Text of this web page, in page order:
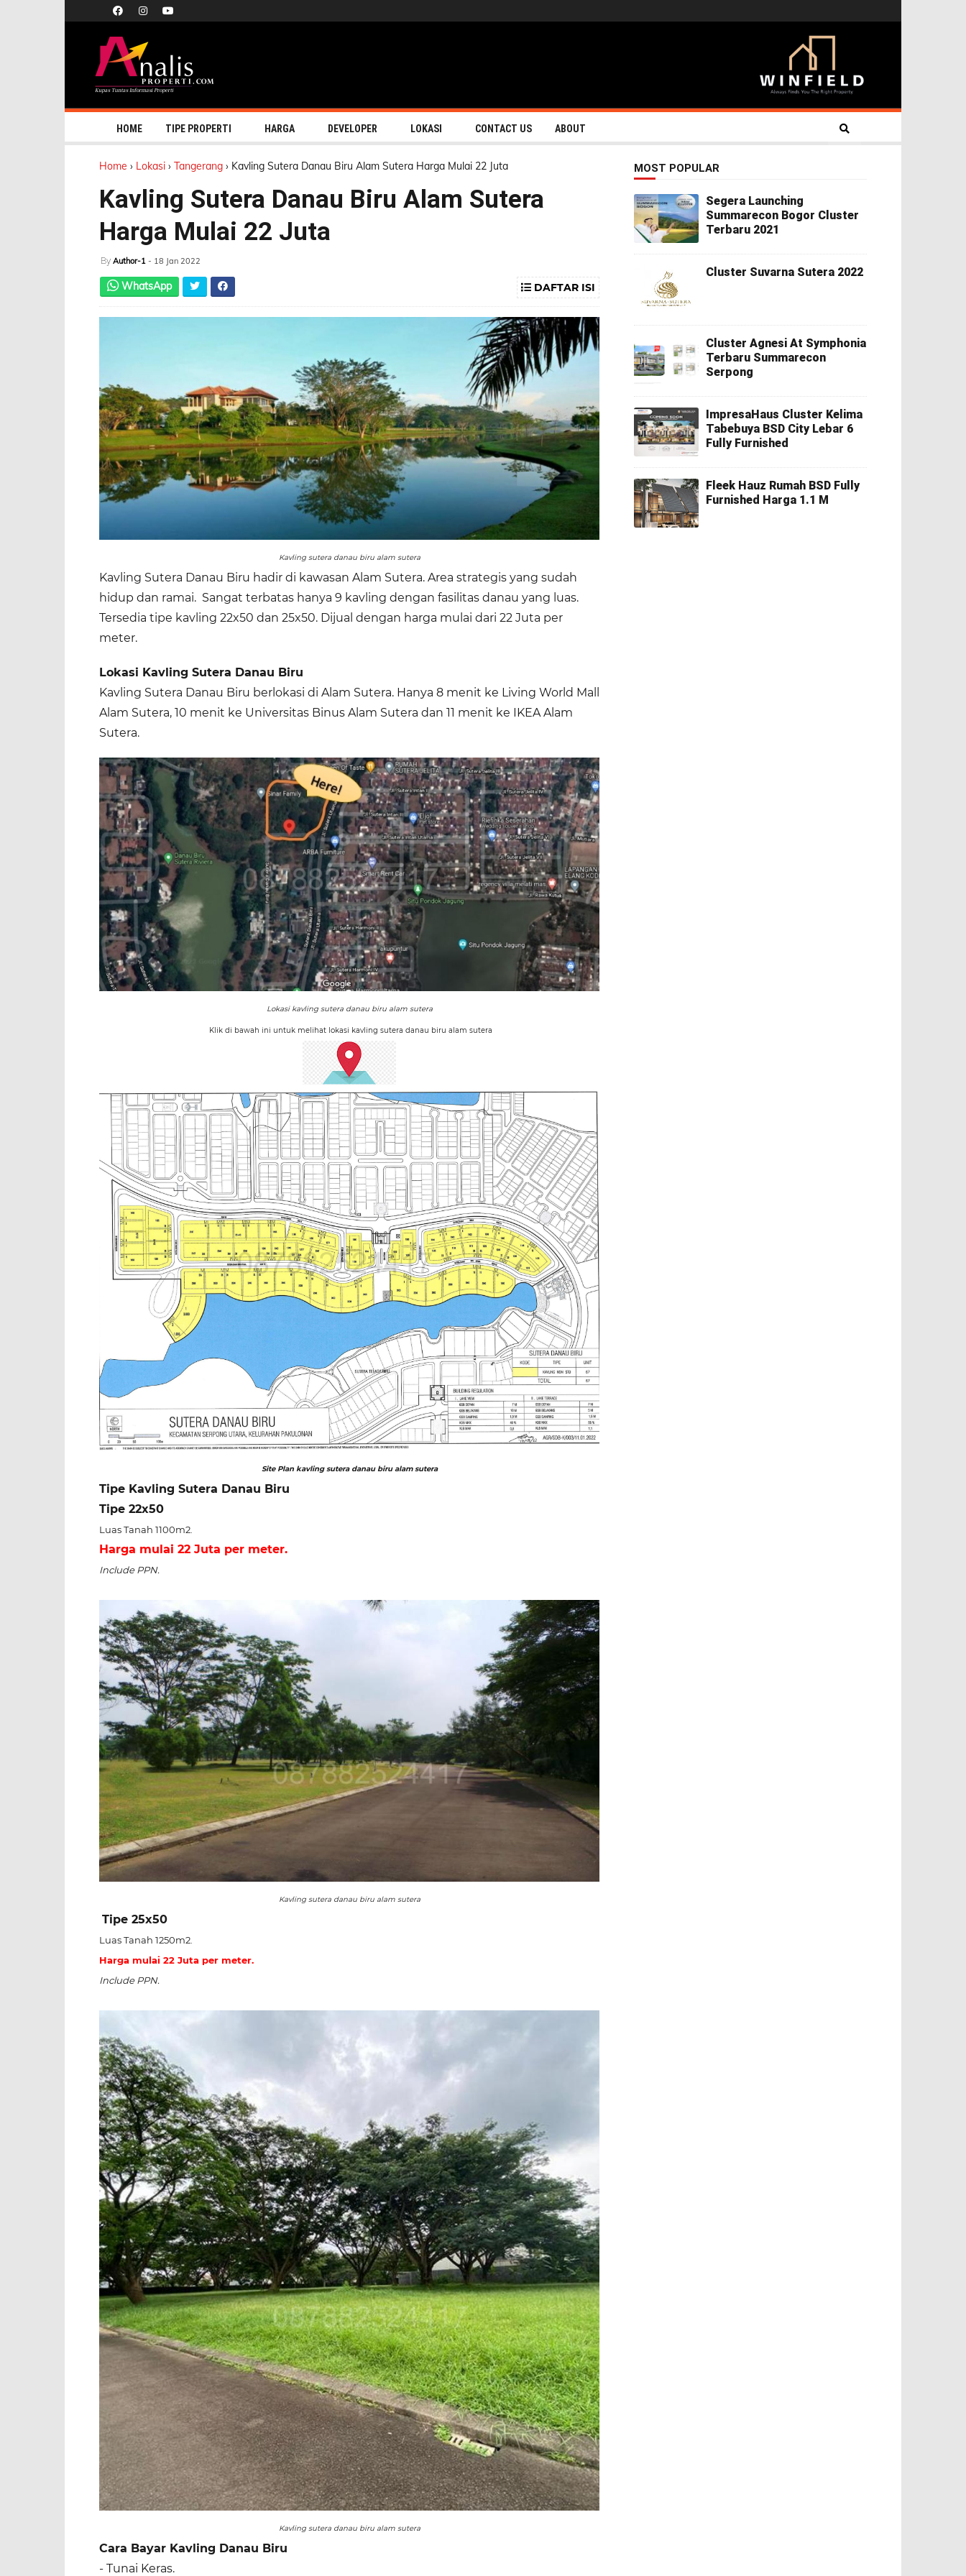
HOME TIPE PROPERTI HARGA DEVELOPER LOKASI CONTACT US ABOUT
Home › Lokasi › Tangerang › Kavling Sutera Danau Biru Alam Sutera Harga Mulai 22 Juta
Kavling Sutera Danau Biru Alam Sutera
Harga Mulai 22 Juta
By Author-1 - 18 Jan 2022
WhatsApp DAFTAR ISI
Kavling sutera danau biru alam sutera
Kavling Sutera Danau Biru hadir di kawasan Alam Sutera. Area strategis yang sudah
hidup dan ramai. Sangat terbatas hanya 9 kavling dengan fasilitas danau yang luas.
Tersedia tipe kavling 22x50 dan 25x50. Dijual dengan harga mulai dari 22 Juta per
meter.
Lokasi Kavling Sutera Danau Biru
Kavling Sutera Danau Biru berlokasi di Alam Sutera. Hanya 8 menit ke Living World Mall
Alam Sutera, 10 menit ke Universitas Binus Alam Sutera dan 11 menit ke IKEA Alam
Sutera.
Lokasi kavling sutera danau biru alam sutera
Klik di bawah ini untuk melihat lokasi kavling sutera danau biru alam sutera
Site Plan kavling sutera danau biru alam sutera
Tipe Kavling Sutera Danau Biru
Tipe 22x50
Luas Tanah 1100m2.
Harga mulai 22 Juta per meter.
Include PPN.
Kavling sutera danau biru alam sutera
Tipe 25x50
Luas Tanah 1250m2.
Harga mulai 22 Juta per meter.
Include PPN.
Kavling sutera danau biru alam sutera
Cara Bayar Kavling Danau Biru
- Tunai Keras.
MOST POPULAR
Segera Launching
Summarecon Bogor Cluster
Terbaru 2021
Cluster Suvarna Sutera 2022
Cluster Agnesi At Symphonia
Terbaru Summarecon
Serpong
ImpresaHaus Cluster Kelima
Tabebuya BSD City Lebar 6
Fully Furnished
Fleek Hauz Rumah BSD Fully
Furnished Harga 1.1 M